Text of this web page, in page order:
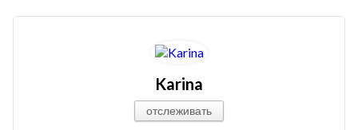
Karina
отслеживать